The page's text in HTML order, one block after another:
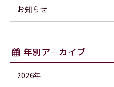
お知らせ
年別アーカイブ
2026年